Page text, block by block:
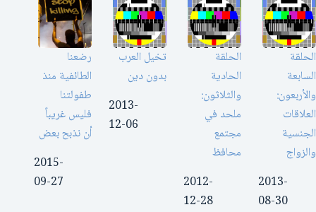
الحلقة
السابعة
والأربعون:
العلاقات
الجنسية
والزواج
2013-
08-30
الحلقة
الحادية
والثلاثون:
ملحد في
مجتمع
محافظ
2012-
12-28
تخيل العرب
بدون دين
2013-
12-06
رضعنا
الطائفية منذ
طفولتنا
فليس غريباً
أن نذبح بعض
2015-
09-27